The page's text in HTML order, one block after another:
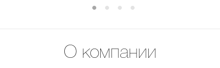
О компании